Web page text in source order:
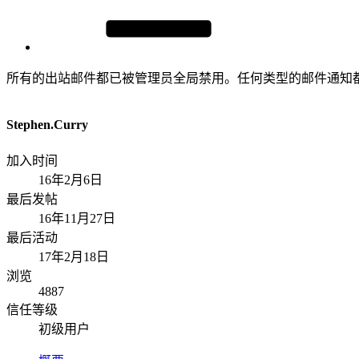
所有的出站邮件都已被管理员全局禁用。任何类型的邮件通知
Stephen.Curry
加入时间
16年2月6日
最后发帖
16年11月27日
最后活动
17年2月18日
浏览
4887
信任等级
初级用户